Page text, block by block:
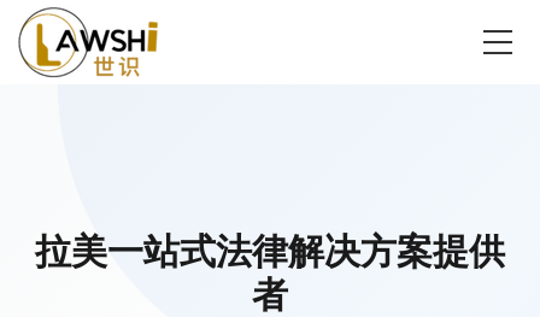
拉美一站式法律解决方案提供
者